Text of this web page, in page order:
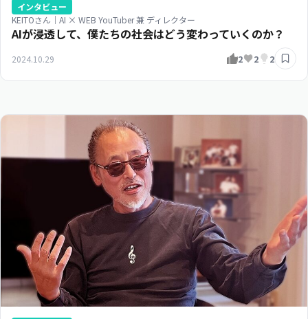
インタビュー
KEITOさん｜AI × WEB YouTuber 兼 ディレクター
AIが浸透して、僕たちの社会はどう変わっていくのか？
2024.10.29 2 2 2